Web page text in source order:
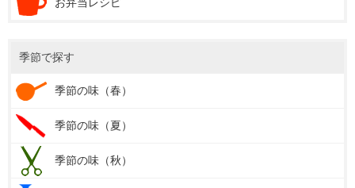
季節で探す
季節の味（春）
季節の味（夏）
季節の味（秋）